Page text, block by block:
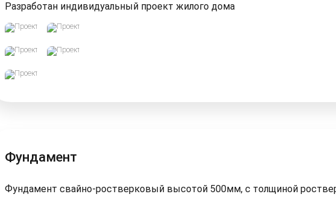
Разработан индивидуальный проект жилого дома
Фундамент
Фундамент свайно-ростверковый высотой 500мм, с толщиной